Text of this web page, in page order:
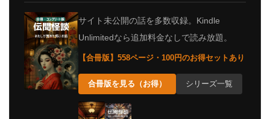
サイト未公開の話を多数収録。Kindle
Unlimitedなら追加料金なしで読み放題。
【合冊版】558ページ・100円のお得セットあり
合冊版を見る（お得） シリーズ一覧